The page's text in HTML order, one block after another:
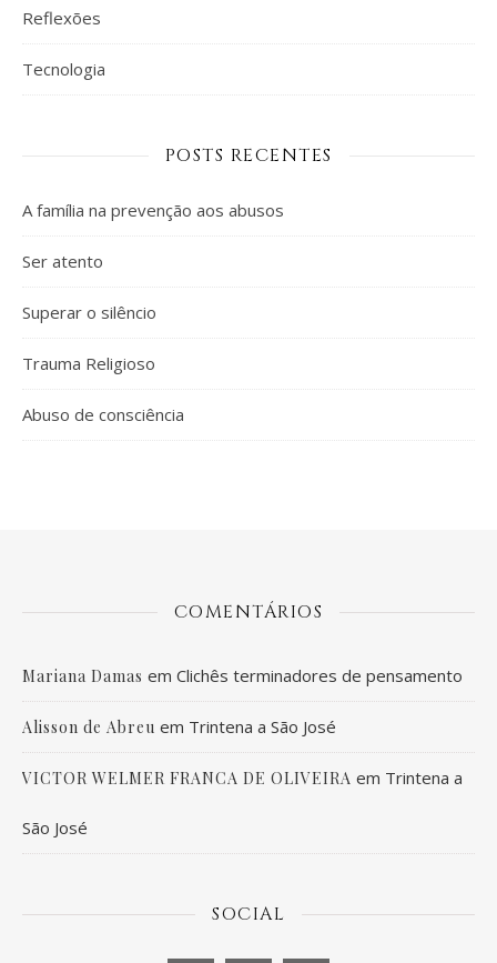
Reflexões
Tecnologia
POSTS RECENTES
A família na prevenção aos abusos
Ser atento
Superar o silêncio
Trauma Religioso
Abuso de consciência
COMENTÁRIOS
Mariana Damas em Clichês terminadores de pensamento
Alisson de Abreu em Trintena a São José
VICTOR WELMER FRANCA DE OLIVEIRA em Trintena a
São José
SOCIAL